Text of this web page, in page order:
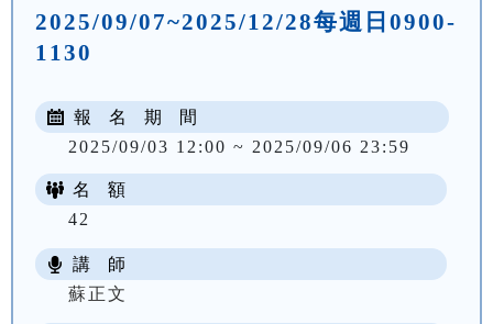
2025/09/07~2025/12/28每週日0900-
1130
報 名 期 間
2025/09/03 12:00 ~ 2025/09/06 23:59
名 額
42
講 師
蘇正文